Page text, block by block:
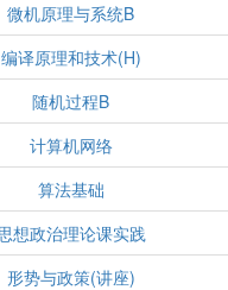
微机原理与系统B
编译原理和技术(H)
随机过程B
计算机网络
算法基础
想政治理论课实践
形势与政策(讲座)